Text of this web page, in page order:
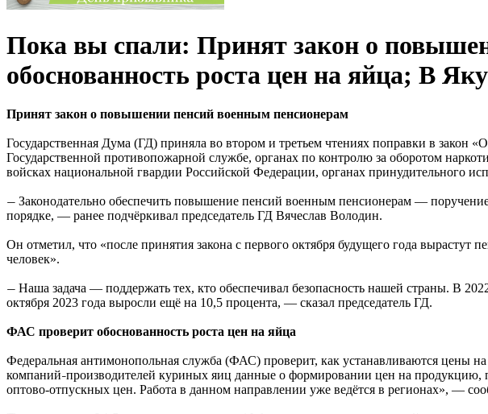
Пока вы спали: Принят закон о
обоснованность роста цен на яйца; В
Принят закон о повышении пенсий военным пенсионерам
Государственная Дума (ГД) приняла во втором и третьем чтениях поправки в
Государственной противопожарной службе, органах по контролю за оборотом
войсках национальной гвардии Российской Федерации, органах принудительного
— Законодательно обеспечить повышение пенсий военным пенсионерам —
порядке, — ранее подчёркивал председатель ГД Вячеслав Володин.
Он отметил, что «после принятия закона с первого октября будущего года
человек».
— Наша задача — поддержать тех, кто обеспечивал безопасность нашей страны. В
октября 2023 года выросли ещё на 10,5 процента, — сказал председатель ГД.
ФАС проверит обоснованность роста цен на яйца
Федеральная антимонопольная служба (ФАС) проверит, как устанавливаются цены
компаний–производителей куриных яиц данные о формировании цен на продукцию,
оптово-отпускных цен. Работа в данном направлении уже ведётся в регионах», —